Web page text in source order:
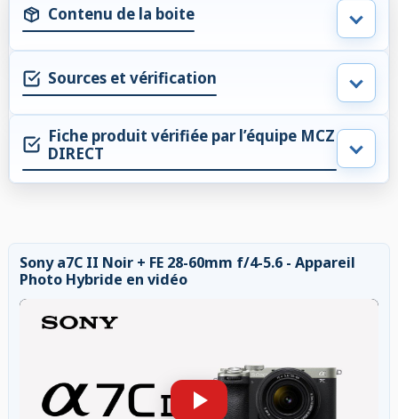
Contenu de la boite
Sources et vérification
Fiche produit vérifiée par l’équipe MCZ
DIRECT
Sony a7C II Noir + FE 28-60mm f/4-5.6 - Appareil
Photo Hybride en vidéo